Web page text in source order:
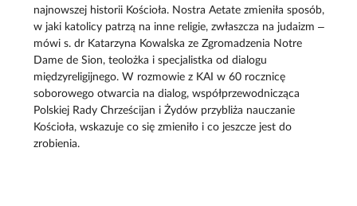
najnowszej historii Kościoła. Nostra Aetate zmieniła sposób,
w jaki katolicy patrzą na inne religie, zwłaszcza na judaizm –
mówi s. dr Katarzyna Kowalska ze Zgromadzenia Notre
Dame de Sion, teolożka i specjalistka od dialogu
międzyreligijnego. W rozmowie z KAI w 60 rocznicę
soborowego otwarcia na dialog, współprzewodnicząca
Polskiej Rady Chrześcijan i Żydów przybliża nauczanie
Kościoła, wskazuje co się zmieniło i co jeszcze jest do
zrobienia.